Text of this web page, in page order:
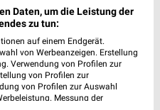
Daten, um die Leistung der
zu tun:
auf einem Endgerät.
von Werbeanzeigen. Erstellung
Verwendung von Profilen zur
von Profilen zur
von Profilen zur Auswahl
Messung der